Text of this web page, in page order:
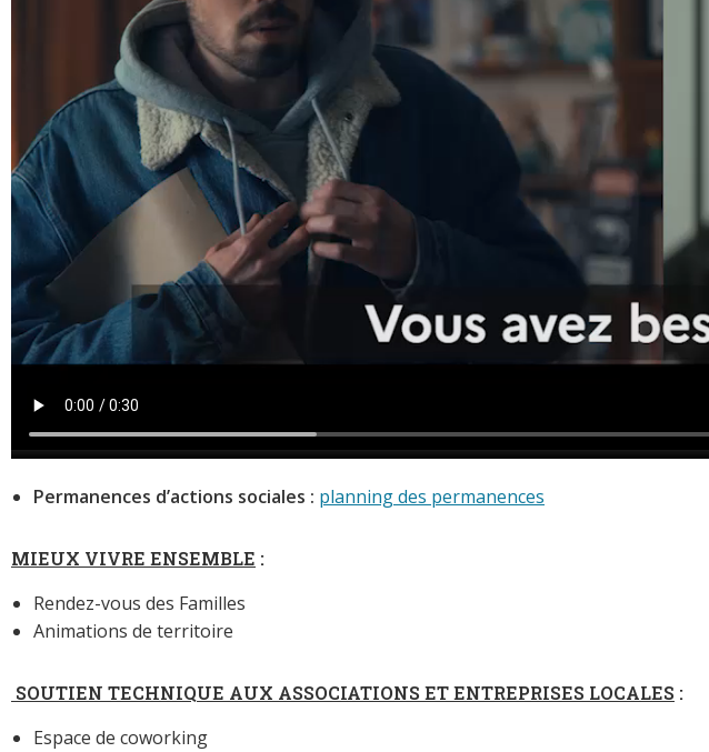
Permanences d’actions sociales : planning des permanences
MIEUX VIVRE ENSEMBLE :
Rendez-vous des Familles
Animations de territoire
SOUTIEN TECHNIQUE AUX ASSOCIATIONS ET ENTREPRISES LOCALES :
Espace de coworking